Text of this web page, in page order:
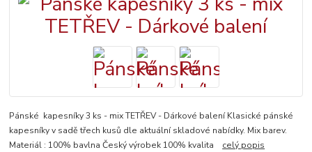
Pánské kapesníky 3 ks - mix TETŘEV - Dárkové balení Klasické pánské
kapesníky v sadě třech kusů dle aktuální skladové nabídky. Mix barev.
Materiál : 100% bavlna Český výrobek 100% kvalita celý popis